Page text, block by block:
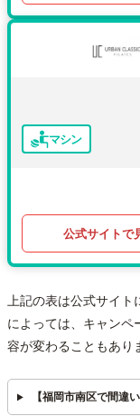
マシン
公式サイトで
上記の表は公式サイ
によっては、キャンペ
容が変わることもあり
【福岡市南区で間違